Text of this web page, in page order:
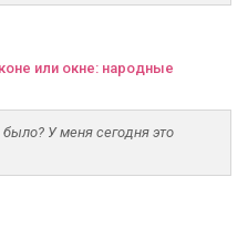
или окне: народные
У меня сегодня это